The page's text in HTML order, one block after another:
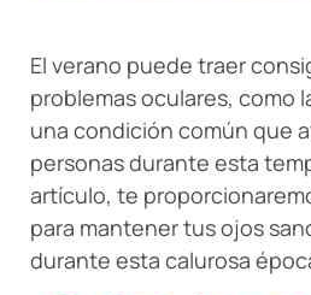
El verano puede traer
problemas oculares, como
una condición común que
personas durante esta
artículo, te
para mantener tus ojos
durante esta calurosa